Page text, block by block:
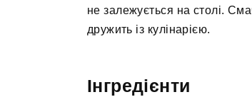
не залежується на столі.
дружить із кулінарією.
Інгредієнти